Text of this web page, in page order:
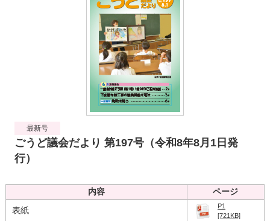
行政
最新号
ごうど議会だより 第197号（令和8年8月1日発
行）
内容 ページ
表紙
P1
[721KB]